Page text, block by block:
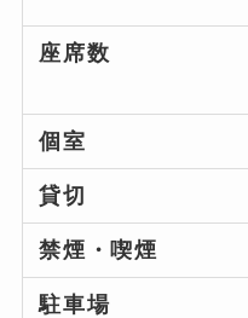
座席数
個室
貸切
禁煙・喫煙
駐車場